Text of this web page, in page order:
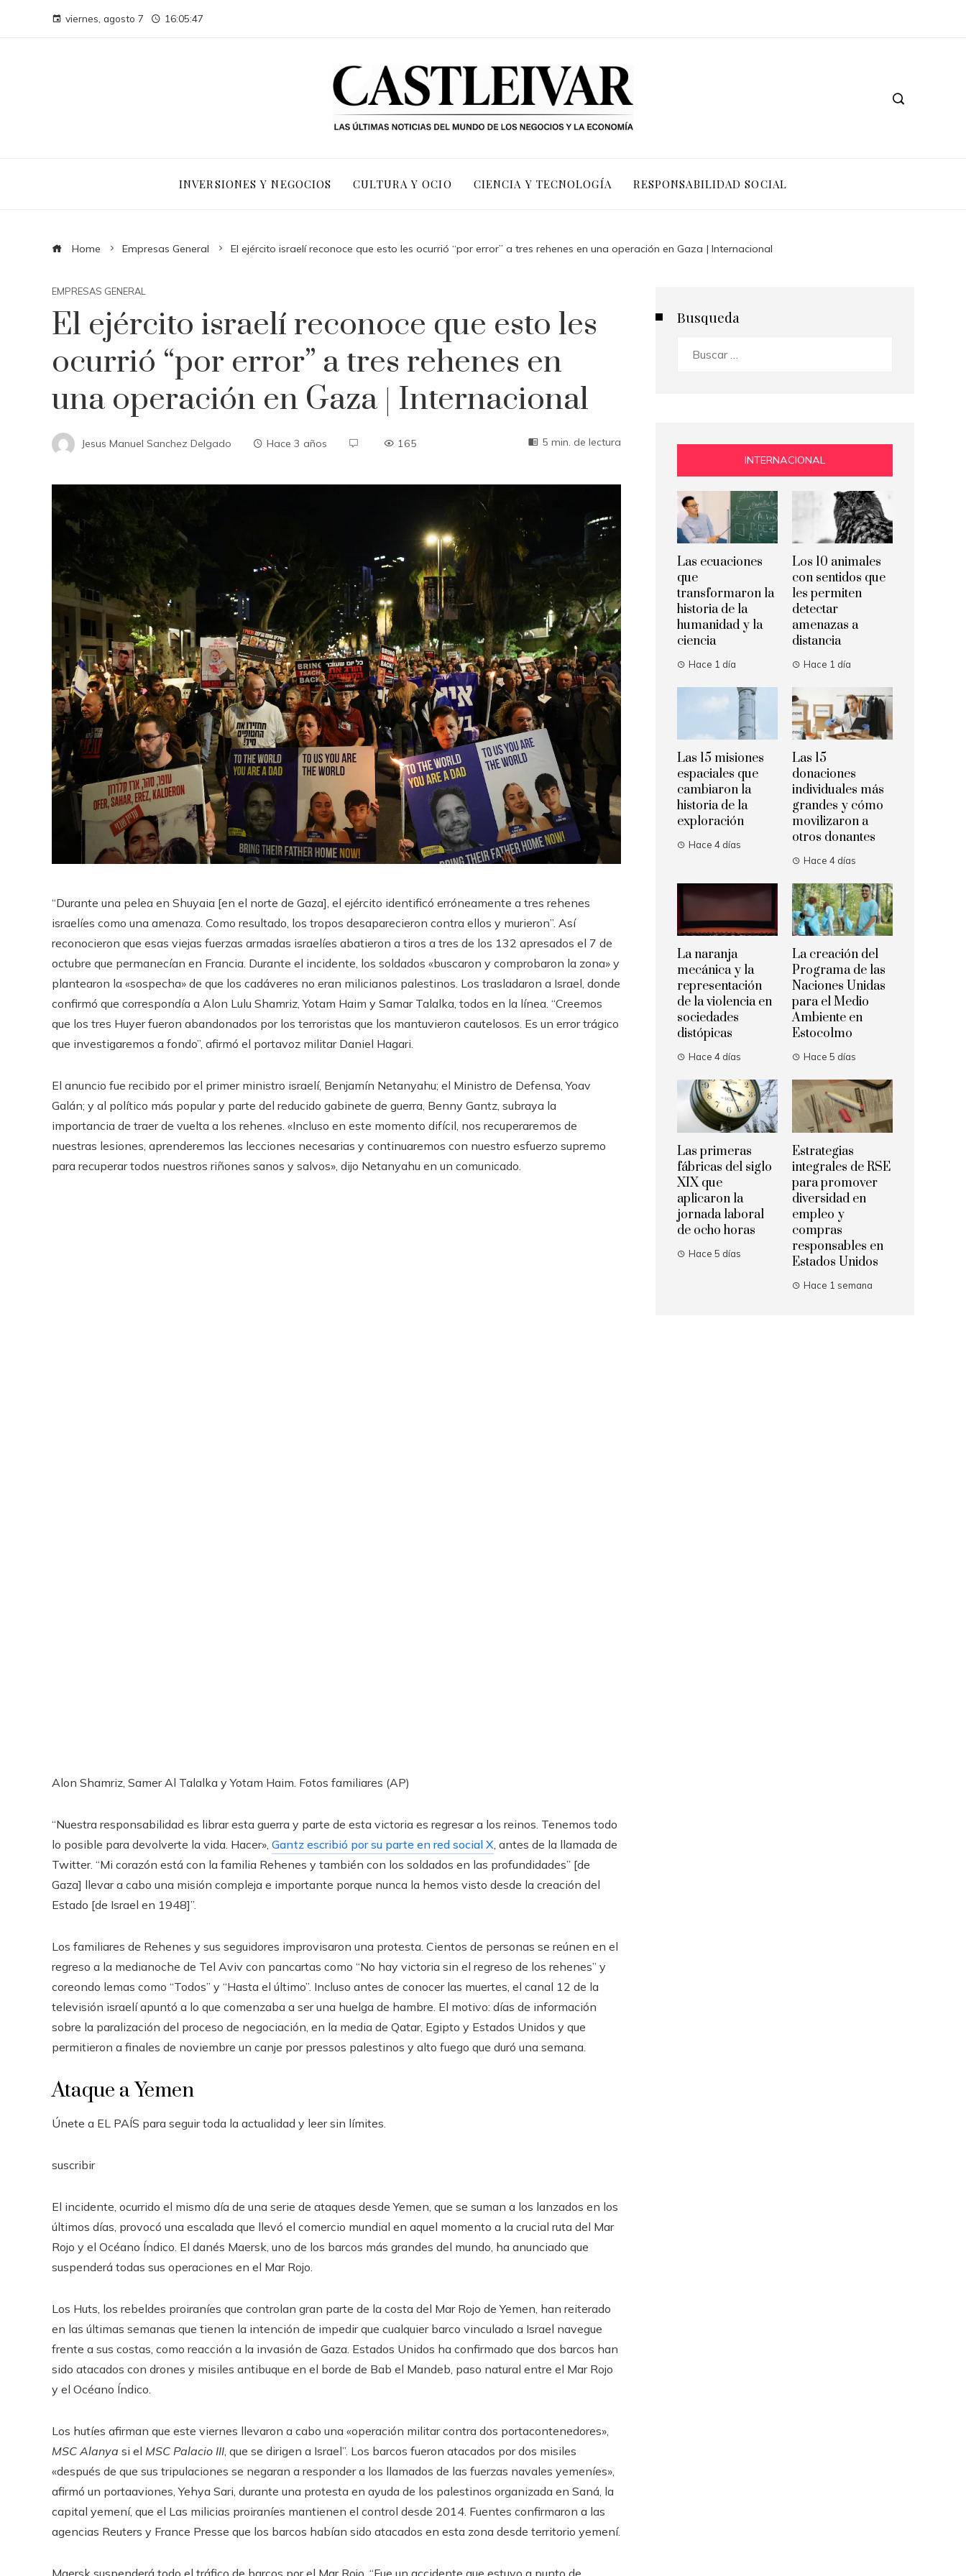
viernes, agosto 7 16:05:48
INVERSIONES Y NEGOCIOS CULTURA Y OCIO CIENCIA Y TECNOLOGÍA RESPONSABILIDAD SOCIAL
Home Empresas General El ejército israelí reconoce que esto les ocurrió “por error” a tres rehenes en una operación en Gaza | Internacional
EMPRESAS GENERAL
El ejército israelí reconoce que esto les
ocurrió “por error” a tres rehenes en
una operación en Gaza | Internacional
Jesus Manuel Sanchez Delgado Hace 3 años 165 5 min. de lectura
“Durante una pelea en Shuyaia [en el norte de Gaza], el ejército identificó erróneamente a tres rehenes
israelíes como una amenaza. Como resultado, los tropos desaparecieron contra ellos y murieron”. Así
reconocieron que esas viejas fuerzas armadas israelíes abatieron a tiros a tres de los 132 apresados ​​el 7 de
octubre que permanecían en Francia. Durante el incidente, los soldados «buscaron y comprobaron la zona» y
plantearon la «sospecha» de que los cadáveres no eran milicianos palestinos. Los trasladaron a Israel, donde
confirmó que correspondía a Alon Lulu Shamriz, Yotam Haim y Samar Talalka, todos en la línea. “Creemos
que los tres Huyer fueron abandonados por los terroristas que los mantuvieron cautelosos. Es un error trágico
que investigaremos a fondo”, afirmó el portavoz militar Daniel Hagari.
El anuncio fue recibido por el primer ministro israelí, Benjamín Netanyahu; el Ministro de Defensa, Yoav
Galán; y al político más popular y parte del reducido gabinete de guerra, Benny Gantz, subraya la
importancia de traer de vuelta a los rehenes. «Incluso en este momento difícil, nos recuperaremos de
nuestras lesiones, aprenderemos las lecciones necesarias y continuaremos con nuestro esfuerzo supremo
para recuperar todos nuestros riñones sanos y salvos», dijo Netanyahu en un comunicado.
Alon Shamriz, Samer Al Talalka y Yotam Haim. Fotos familiares (AP)
“Nuestra responsabilidad es librar esta guerra y parte de esta victoria es regresar a los reinos. Tenemos todo
lo posible para devolverte la vida. Hacer», Gantz escribió por su parte en red social X, antes de la llamada de
Twitter. “Mi corazón está con la familia Rehenes y también con los soldados en las profundidades” [de
Gaza] llevar a cabo una misión compleja e importante porque nunca la hemos visto desde la creación del
Estado [de Israel en 1948]”.
Los familiares de Rehenes y sus seguidores improvisaron una protesta. Cientos de personas se reúnen en el
regreso a la medianoche de Tel Aviv con pancartas como “No hay victoria sin el regreso de los rehenes” y
coreondo lemas como “Todos” y “Hasta el último”. Incluso antes de conocer las muertes, el canal 12 de la
televisión israelí apuntó a lo que comenzaba a ser una huelga de hambre. El motivo: días de información
sobre la paralización del proceso de negociación, en la media de Qatar, Egipto y Estados Unidos y que
permitieron a finales de noviembre un canje por pressos palestinos y alto fuego que duró una semana.
Ataque a Yemen
Únete a EL PAÍS para seguir toda la actualidad y leer sin límites.
suscribir
El incidente, ocurrido el mismo día de una serie de ataques desde Yemen, que se suman a los lanzados en los
últimos días, provocó una escalada que llevó el comercio mundial en aquel momento a la crucial ruta del Mar
Rojo y el Océano Índico. El danés Maersk, uno de los barcos más grandes del mundo, ha anunciado que
suspenderá todas sus operaciones en el Mar Rojo.
Los Huts, los rebeldes proiraníes que controlan gran parte de la costa del Mar Rojo de Yemen, han reiterado
en las últimas semanas que tienen la intención de impedir que cualquier barco vinculado a Israel navegue
frente a sus costas, como reacción a la invasión de Gaza. Estados Unidos ha confirmado que dos barcos han
sido atacados con drones y misiles antibuque en el borde de Bab el Mandeb, paso natural entre el Mar Rojo
y el Océano Índico.
Los hutíes afirman que este viernes llevaron a cabo una «operación militar contra dos portacontenedores»,
MSC Alanya si el MSC Palacio III, que se dirigen a Israel”. Los barcos fueron atacados por dos misiles
«después de que sus tripulaciones se negaran a responder a los llamados de las fuerzas navales yemeníes»,
afirmó un portaaviones, Yehya Sari, durante una protesta en ayuda de los palestinos organizada en Saná, la
capital yemení, que el Las milicias proiraníes mantienen el control desde 2014. Fuentes confirmaron a las
agencias Reuters y France Presse que los barcos habían sido atacados en esta zona desde territorio yemení.
Maersk suspenderá todo el tráfico de barcos por el Mar Rojo. “Fue un accidente que estuvo a punto de
Busqueda
INTERNACIONAL
Las ecuaciones
que
transformaron la
historia de la
humanidad y la
ciencia
Hace 1 día
Los 10 animales
con sentidos que
les permiten
detectar
amenazas a
distancia
Hace 1 día
Las 15 misiones
espaciales que
cambiaron la
historia de la
exploración
Hace 4 días
Las 15
donaciones
individuales más
grandes y cómo
movilizaron a
otros donantes
Hace 4 días
La naranja
mecánica y la
representación
de la violencia en
sociedades
distópicas
Hace 4 días
La creación del
Programa de las
Naciones Unidas
para el Medio
Ambiente en
Estocolmo
Hace 5 días
Las primeras
fábricas del siglo
XIX que
aplicaron la
jornada laboral
de ocho horas
Hace 5 días
Estrategias
integrales de RSE
para promover
diversidad en
empleo y
compras
responsables en
Estados Unidos
Hace 1 semana